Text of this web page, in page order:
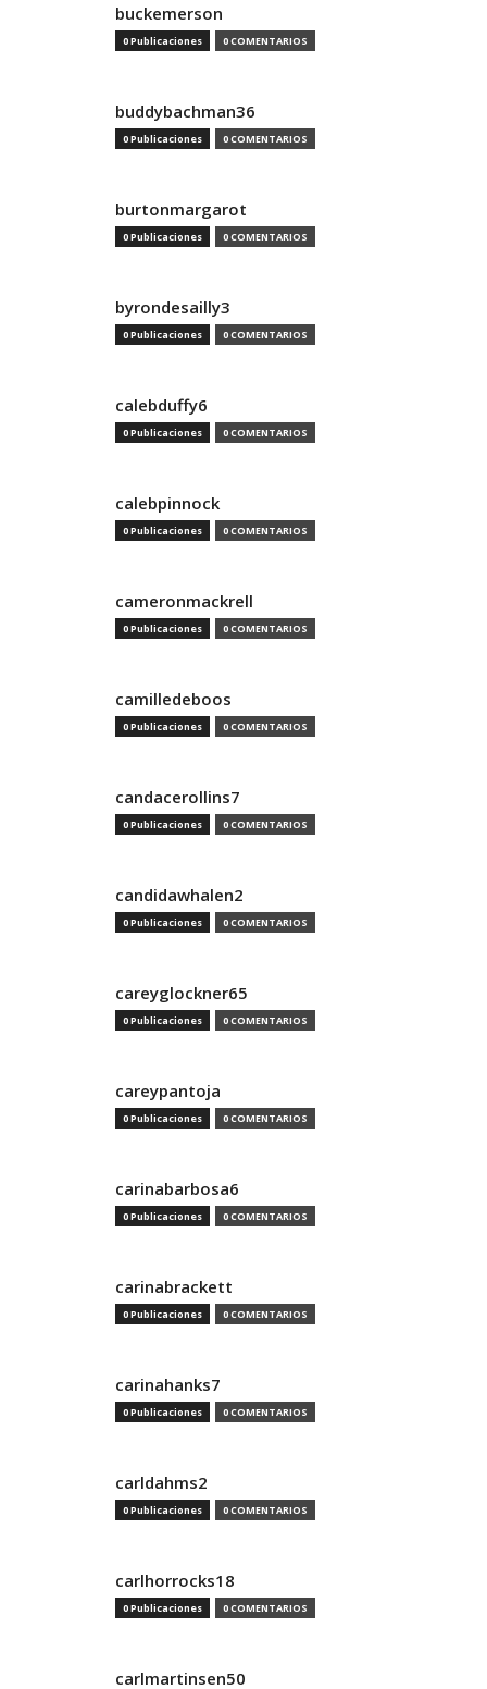
buckemerson
0 Publicaciones 0 COMENTARIOS
buddybachman36
0 Publicaciones 0 COMENTARIOS
burtonmargarot
0 Publicaciones 0 COMENTARIOS
byrondesailly3
0 Publicaciones 0 COMENTARIOS
calebduffy6
0 Publicaciones 0 COMENTARIOS
calebpinnock
0 Publicaciones 0 COMENTARIOS
cameronmackrell
0 Publicaciones 0 COMENTARIOS
camilledeboos
0 Publicaciones 0 COMENTARIOS
candacerollins7
0 Publicaciones 0 COMENTARIOS
candidawhalen2
0 Publicaciones 0 COMENTARIOS
careyglockner65
0 Publicaciones 0 COMENTARIOS
careypantoja
0 Publicaciones 0 COMENTARIOS
carinabarbosa6
0 Publicaciones 0 COMENTARIOS
carinabrackett
0 Publicaciones 0 COMENTARIOS
carinahanks7
0 Publicaciones 0 COMENTARIOS
carldahms2
0 Publicaciones 0 COMENTARIOS
carlhorrocks18
0 Publicaciones 0 COMENTARIOS
carlmartinsen50